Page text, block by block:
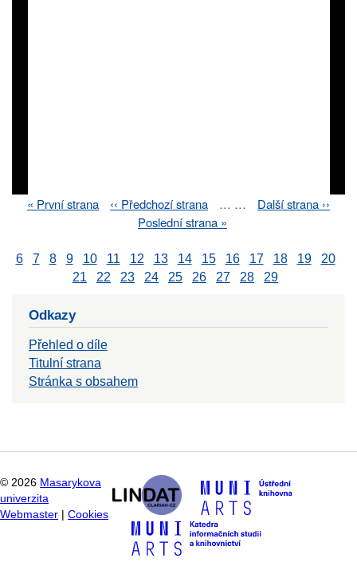
First
« První strana
Previous
‹‹ Předchozí strana … …
Next
Další strana ››
Last
Poslední strana »
6 7 8 9 10 11 12 13 14 15 16 17 18 19
20
21
22 23 24 25 26 27 28 29
Odkazy
Přehled o díle
Titulní strana
Stránka s obsahem
© 2026 Masarykova
univerzita
Webmaster
Cookies